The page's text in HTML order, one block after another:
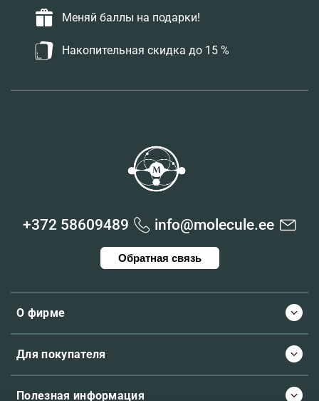
Меняй баллы на подарки!
Накопительная скидка до 15 %
О фирме
Для покупателя
Полезная информация
+372 58609489 info@molecule.ee
Обратная связь